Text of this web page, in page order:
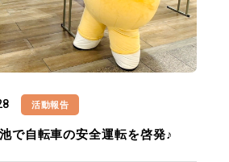
活動報告
で自転車の安全運転を啓発♪